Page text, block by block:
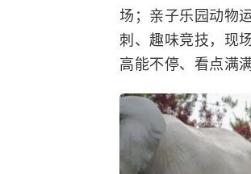
场；亲子乐园动物
刺、趣味竞技，现
高能不停、看点满